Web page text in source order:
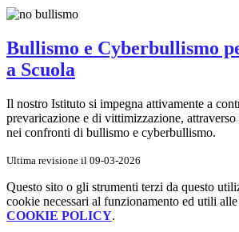
Bullismo e Cyberbullismo
a Scuola
Il nostro Istituto si impegna attivamente a
prevaricazione e di vittimizzazione,
nei confronti di bullismo e cyberbullismo.
Ultima revisione il 09-03-2026
Questo sito o gli strumenti terzi da questo
cookie necessari al funzionamento ed utili
COOKIE POLICY.